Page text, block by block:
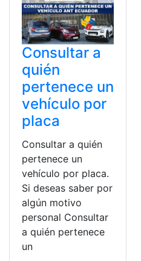
Consultar a
quién
pertenece un
vehículo por
placa
Consultar a quién
pertenece un
vehículo por placa.
Si deseas saber por
algún motivo
personal Consultar
a quién pertenece
un